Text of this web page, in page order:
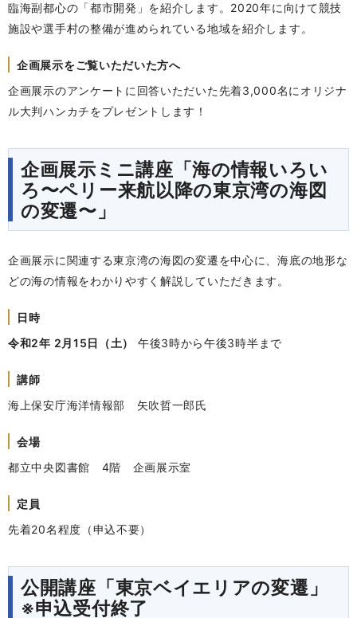
臨海副都心の「都市開発」を紹介します。2020年に向けて競技
施設や選手村の整備が進められている地域を紹介します。
企画展示をご覧いただいた方へ
企画展示のアンケートに回答いただいた先着3,000名にオリジナ
ル大判ハンカチをプレゼントします！
企画展示ミニ講座「海の情報いろい
ろ〜ペリー来航以降の東京湾の海図
の変遷〜」
企画展示に関連する東京湾の海図の変遷を中心に、海底の地形な
どの海の情報をわかりやすく解説していただきます。
日時
令和2年 2月15日（土）
午後3時から午後3時半まで
講師
海上保安庁海洋情報部 矢吹哲一郎氏
会場
都立中央図書館 4階 企画展示室
定員
先着20名程度（申込不要）
公開講座「東京ベイエリアの変遷」
※申込受付終了